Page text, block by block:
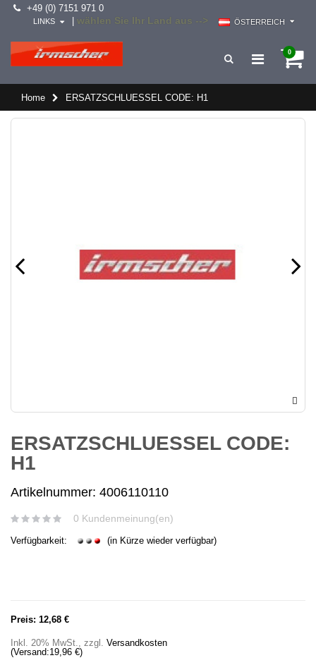
+49 (0) 7151 971 0
wählen Sie Ihr Land aus --> ÖSTERREICH
LINKS
0
Home ERSATZSCHLUESSEL CODE: H1
ERSATZSCHLUESSEL CODE:
H1
Artikelnummer: 4006110110
0 Kundenmeinung(en)
Verfügbarkeit: (in Kürze wieder verfügbar)
Preis: 12,68 €
Inkl. 20% MwSt., zzgl. Versandkosten
(Versand:19,96 €)